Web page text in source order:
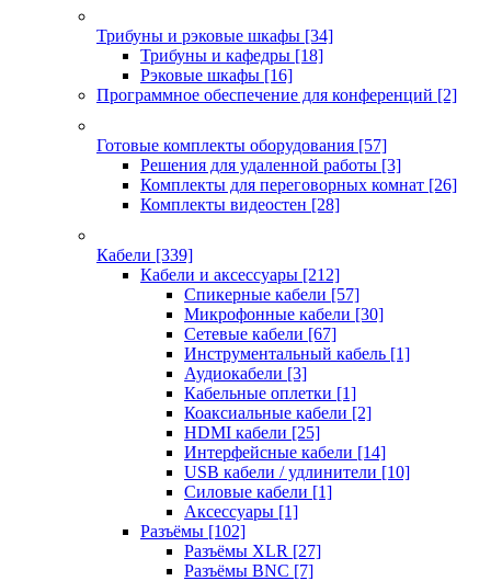
Трибуны и рэковые шкафы [34]
Трибуны и кафедры [18]
Рэковые шкафы [16]
Программное обеспечение для конференций [2]
Готовые комплекты оборудования [57]
Решения для удаленной работы [3]
Комплекты для переговорных комнат [26]
Комплекты видеостен [28]
Кабели [339]
Кабели и аксессуары [212]
Спикерные кабели [57]
Микрофонные кабели [30]
Сетевые кабели [67]
Инструментальный кабель [1]
Аудиокабели [3]
Кабельные оплетки [1]
Коаксиальные кабели [2]
HDMI кабели [25]
Интерфейсные кабели [14]
USB кабели / удлинители [10]
Силовые кабели [1]
Аксессуары [1]
Разъёмы [102]
Разъёмы XLR [27]
Разъёмы BNC [7]